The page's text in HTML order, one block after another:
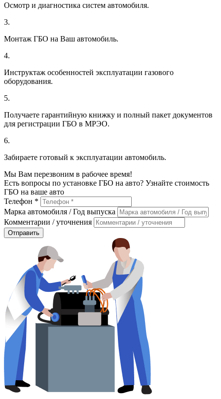
Осмотр и диагностика систем автомобиля.
3.
Монтаж ГБО на Ваш автомобиль.
4.
Инструктаж особенностей эксплуатации газового
оборудования.
5.
Получаете гарантийную книжку и полный пакет документов
для регистрации ГБО в МРЭО.
6.
Забираете готовый к эксплуатации автомобиль.
Мы Вам перезвоним в рабочее время!
Есть вопросы по установке ГБО на авто? Узнайте стоимость
ГБО на ваше авто
Телефон *
Марка автомобиля / Год выпуска
Комментарии / уточнения
Отправить